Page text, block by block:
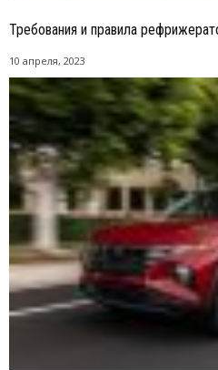
Требования и правила
10 апреля, 2023